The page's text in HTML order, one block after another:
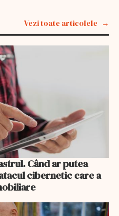
Vezi toate articolele
Când ar putea
cibernetic care a